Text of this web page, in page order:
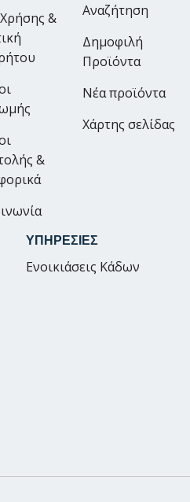
&
&
Αναζήτηση
Δημοφιλή
Προϊόντα
Νέα προϊόντα
Χάρτης σελίδας
ΥΠΗΡΕΣΙΕΣ
Ενοικιάσεις Κάδων